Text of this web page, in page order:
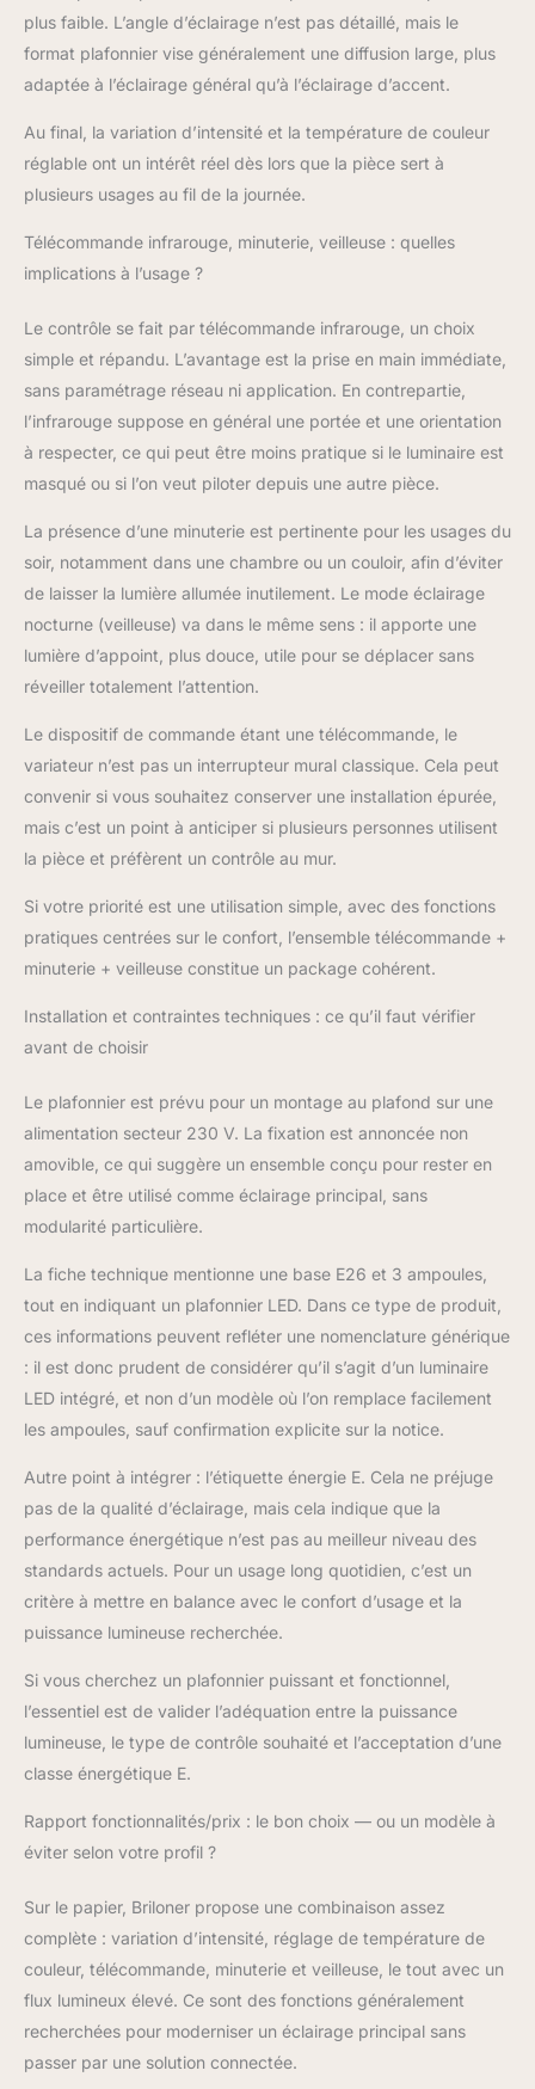
plus faible. L’angle d’éclairage n’est pas détaillé, mais le
format plafonnier vise généralement une diffusion large, plus
adaptée à l’éclairage général qu’à l’éclairage d’accent.
Au final, la variation d’intensité et la température de couleur
réglable ont un intérêt réel dès lors que la pièce sert à
plusieurs usages au fil de la journée.
Télécommande infrarouge, minuterie, veilleuse : quelles
implications à l’usage ?
Le contrôle se fait par télécommande infrarouge, un choix
simple et répandu. L’avantage est la prise en main immédiate,
sans paramétrage réseau ni application. En contrepartie,
l’infrarouge suppose en général une portée et une orientation
à respecter, ce qui peut être moins pratique si le luminaire est
masqué ou si l’on veut piloter depuis une autre pièce.
La présence d’une minuterie est pertinente pour les usages du
soir, notamment dans une chambre ou un couloir, afin d’éviter
de laisser la lumière allumée inutilement. Le mode éclairage
nocturne (veilleuse) va dans le même sens : il apporte une
lumière d’appoint, plus douce, utile pour se déplacer sans
réveiller totalement l’attention.
Le dispositif de commande étant une télécommande, le
variateur n’est pas un interrupteur mural classique. Cela peut
convenir si vous souhaitez conserver une installation épurée,
mais c’est un point à anticiper si plusieurs personnes utilisent
la pièce et préfèrent un contrôle au mur.
Si votre priorité est une utilisation simple, avec des fonctions
pratiques centrées sur le confort, l’ensemble télécommande +
minuterie + veilleuse constitue un package cohérent.
Installation et contraintes techniques : ce qu’il faut vérifier
avant de choisir
Le plafonnier est prévu pour un montage au plafond sur une
alimentation secteur 230 V. La fixation est annoncée non
amovible, ce qui suggère un ensemble conçu pour rester en
place et être utilisé comme éclairage principal, sans
modularité particulière.
La fiche technique mentionne une base E26 et 3 ampoules,
tout en indiquant un plafonnier LED. Dans ce type de produit,
ces informations peuvent refléter une nomenclature générique
: il est donc prudent de considérer qu’il s’agit d’un luminaire
LED intégré, et non d’un modèle où l’on remplace facilement
les ampoules, sauf confirmation explicite sur la notice.
Autre point à intégrer : l’étiquette énergie E. Cela ne préjuge
pas de la qualité d’éclairage, mais cela indique que la
performance énergétique n’est pas au meilleur niveau des
standards actuels. Pour un usage long quotidien, c’est un
critère à mettre en balance avec le confort d’usage et la
puissance lumineuse recherchée.
Si vous cherchez un plafonnier puissant et fonctionnel,
l’essentiel est de valider l’adéquation entre la puissance
lumineuse, le type de contrôle souhaité et l’acceptation d’une
classe énergétique E.
Rapport fonctionnalités/prix : le bon choix — ou un modèle à
éviter selon votre profil ?
Sur le papier, Briloner propose une combinaison assez
complète : variation d’intensité, réglage de température de
couleur, télécommande, minuterie et veilleuse, le tout avec un
flux lumineux élevé. Ce sont des fonctions généralement
recherchées pour moderniser un éclairage principal sans
passer par une solution connectée.